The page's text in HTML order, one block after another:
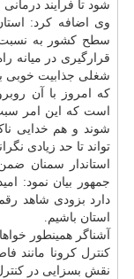
شود تا فرایند
وی اضافه كرد:
سطح كشور به نسبت
قرارگیری در میانه
شغلی جذابیت خوبی
كه امروز با آن
است كه این امر
شوند و هم خدایی
تواند تا حد زیادی
استاندار سمنان
جمهور بیان نمود:
دارد بزودی شاهد
استان باشیم.
آشناگر همینطور
كنترل كرونا مانند
نقش بسزایی در